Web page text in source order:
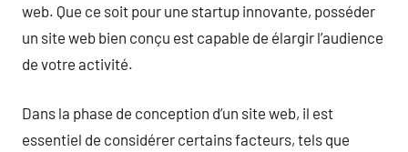
web. Que ce soit pour une startup innovante, posséder
un site web bien conçu est capable de élargir l’audience
de votre activité.
Dans la phase de conception d’un site web, il est
essentiel de considérer certains facteurs, tels que